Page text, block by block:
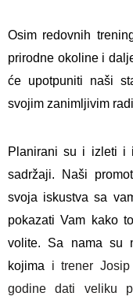
Osim redovnih
prirodne okoline i
će upotpuniti naši
svojim zanimljivim
Planirani su i izleti i
sadržaji. Naši
svoja iskustva sa
pokazati Vam kako
volite. Sa nama su
kojima i trener
godine dati veliku